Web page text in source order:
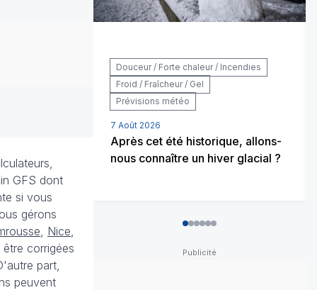
GFS dont
si vous
gérons
, Nice,
corrigées
part,
peuvent
Douceur / Forte chaleur / Incendies
Froid / Fraîcheur / Gel
Prévisions météo
7 Août 2026
Après cet été historique, allons-
nous connaître un hiver glacial ?
012345